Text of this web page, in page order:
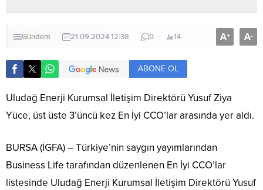
Gündem 21.09.2024 12:38 0 14 A+ A-
ABONE OL
Uludağ Enerji Kurumsal İletişim Direktörü Yusuf Ziya
Yüce, üst üste 3’üncü kez En İyi CCO’lar arasında yer aldı.
BURSA (İGFA) – Türkiye’nin saygın yayımlarından
Business Life tarafından düzenlenen En İyi CCO’lar
listesinde Uludağ Enerji Kurumsal İletişim Direktörü Yusuf